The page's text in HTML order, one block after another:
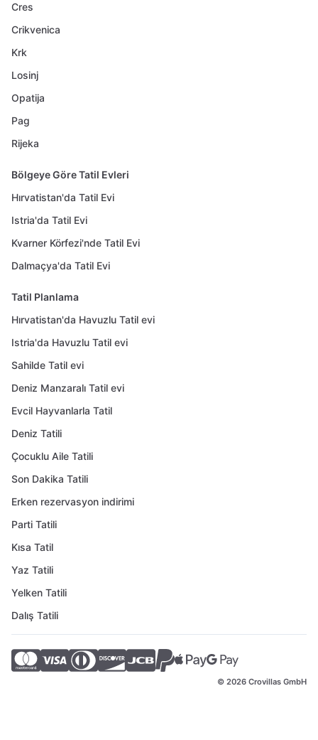
Cres
Crikvenica
Krk
Losinj
Opatija
Pag
Rijeka
Bölgeye Göre Tatil Evleri
Hırvatistan'da Tatil Evi
Istria'da Tatil Evi
Kvarner Körfezi'nde Tatil Evi
Dalmaçya'da Tatil Evi
Tatil Planlama
Hırvatistan'da Havuzlu Tatil evi
Istria'da Havuzlu Tatil evi
Sahilde Tatil evi
Deniz Manzaralı Tatil evi
Evcil Hayvanlarla Tatil
Deniz Tatili
Çocuklu Aile Tatili
Son Dakika Tatili
Erken rezervasyon indirimi
Parti Tatili
Kısa Tatil
Yaz Tatili
Yelken Tatili
Dalış Tatili
© 2026 Crovillas GmbH